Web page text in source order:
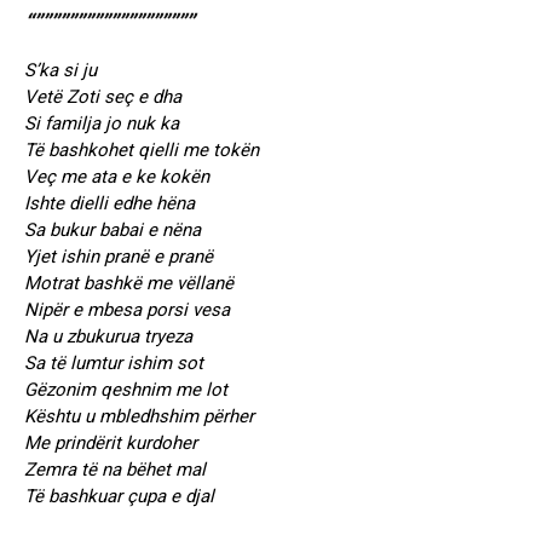
“”””””””””””””””””””
S’ka si ju
Vetë Zoti seç e dha
Si familja jo nuk ka
Të bashkohet qielli me tokën
Veç me ata e ke kokën
Ishte dielli edhe hëna
Sa bukur babai e nëna
Yjet ishin pranë e pranë
Motrat bashkë me vëllanë
Nipër e mbesa porsi vesa
Na u zbukurua tryeza
Sa të lumtur ishim sot
Gëzonim qeshnim me lot
Kështu u mbledhshim përher
Me prindërit kurdoher
Zemra të na bëhet mal
Të bashkuar çupa e djal